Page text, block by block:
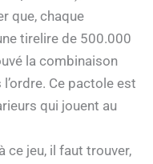
que, chaque
tirelire de 500.000
la combinaison
Ce pactole est
qui jouent au
ce jeu, il faut trouver,